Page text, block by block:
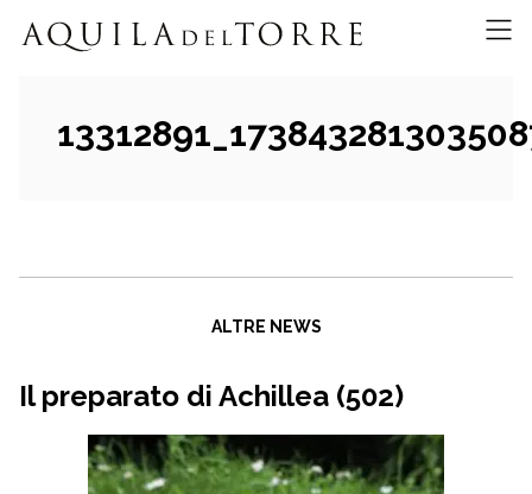
ALTRE NEWS
Il preparato di Achillea (502)